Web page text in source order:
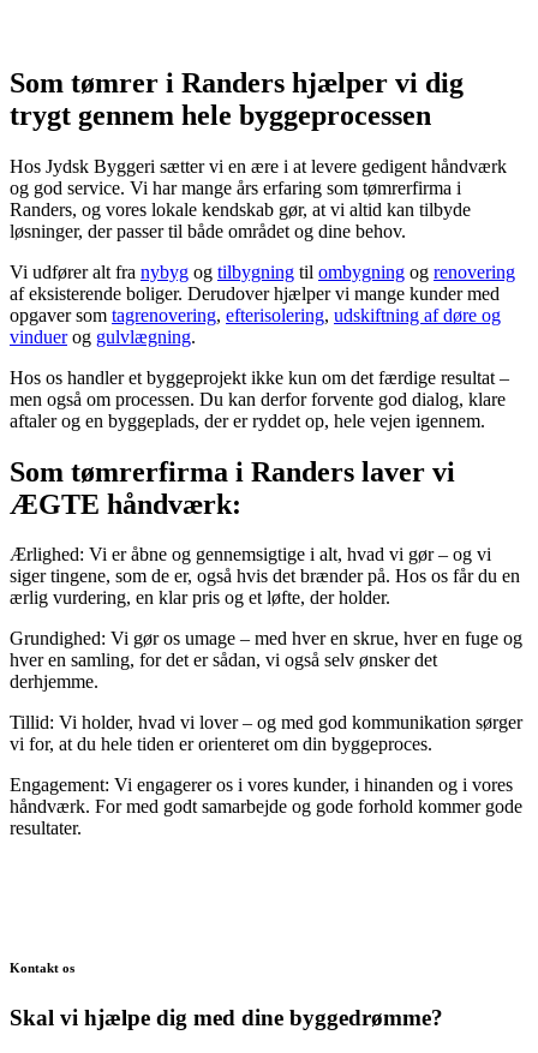
Som tømrer i Randers hjælper vi dig
trygt gennem hele byggeprocessen
Hos Jydsk Byggeri sætter vi en ære i at levere gedigent håndværk
og god service. Vi har mange års erfaring som tømrerfirma i
Randers, og vores lokale kendskab gør, at vi altid kan tilbyde
løsninger, der passer til både området og dine behov.
Vi udfører alt fra nybyg og tilbygning til ombygning og renovering
af eksisterende boliger. Derudover hjælper vi mange kunder med
opgaver som tagrenovering, efterisolering, udskiftning af døre og
vinduerog gulvlægning.
Hos os handler et byggeprojekt ikke kun om det færdige resultat –
men også om processen. Du kan derfor forvente god dialog, klare
aftaler og en byggeplads, der er ryddet op, hele vejen igennem.
Som tømrerfirma i Randers laver vi
ÆGTE håndværk:
Ærlighed: Vi er åbne og gennemsigtige i alt, hvad vi gør – og vi
siger tingene, som de er, også hvis det brænder på. Hos os får du en
ærlig vurdering, en klar pris og et løfte, der holder.
Grundighed: Vi gør os umage – med hver en skrue, hver en fuge og
hver en samling, for det er sådan, vi også selv ønsker det
derhjemme.
Tillid: Vi holder, hvad vi lover – og med god kommunikation sørger
vi for, at du hele tiden er orienteret om din byggeproces.
Engagement: Vi engagerer os i vores kunder, i hinanden og i vores
håndværk. For med godt samarbejde og gode forhold kommer gode
resultater.
Kontakt os
Skal vi hjælpe dig med dine byggedrømme?